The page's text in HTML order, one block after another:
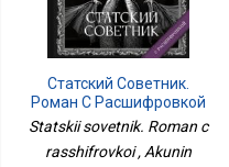
Статский Советник.
Роман С Расшифровкой
Statskii sovetnik. Roman c
rasshifrovkoi , Akunin